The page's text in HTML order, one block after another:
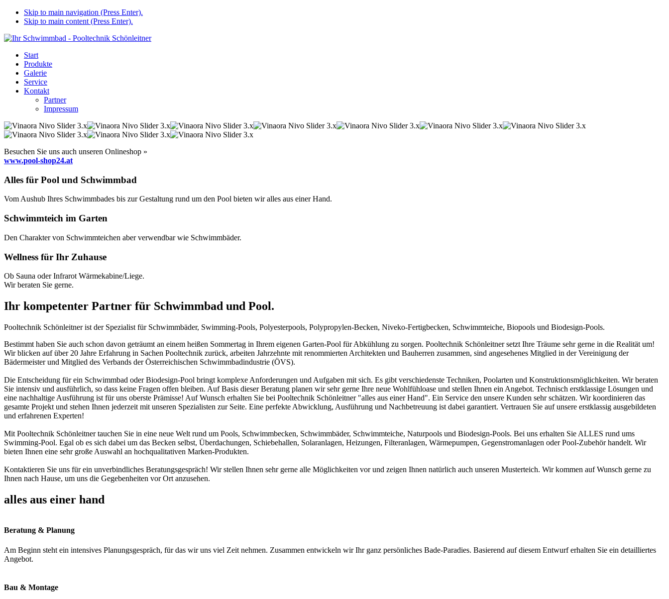
Skip to main navigation (Press Enter).
Skip to main content (Press Enter).
Start
Produkte
Galerie
Service
Kontakt
Partner
Impressum
Besuchen Sie uns auch unseren Onlineshop »
www.pool-shop24.at
Alles für Pool und Schwimmbad
Vom Aushub Ihres Schwimmbades bis zur Gestaltung rund um den Pool bieten wir alles aus einer Hand.
Schwimmteich im Garten
Den Charakter von Schwimmteichen aber verwendbar wie Schwimmbäder.
Wellness für Ihr Zuhause
Ob Sauna oder Infrarot Wärmekabine/Liege.
Wir beraten Sie gerne.
Ihr kompetenter Partner für Schwimmbad und Pool.
Pooltechnik Schönleitner ist der Spezialist für Schwimmbäder, Swimming-Pools, Polyesterpools, Polypropylen-Becken, Niveko-Fertigbecken, Schwimmteiche, Biopools und Biodesign-Pools.
Bestimmt haben Sie auch schon davon geträumt an einem heißen Sommertag in Ihrem eigenen Garten-Pool für Abkühlung zu sorgen. Pooltechnik Schönleitner setzt Ihre Träume sehr gerne in die Realität um!
Wir blicken auf über 20 Jahre Erfahrung in Sachen Pooltechnik zurück, arbeiten Jahrzehnte mit renommierten Architekten und Bauherren zusammen, sind angesehenes Mitglied in der Vereinigung der
Bädermeister und Mitglied des Verbands der Österreichischen Schwimmbadindustrie (ÖVS).
Die Entscheidung für ein Schwimmbad oder Biodesign-Pool bringt komplexe Anforderungen und Aufgaben mit sich. Es gibt verschiedenste Techniken, Poolarten und Konstruktionsmöglichkeiten. Wir beraten
Sie intensiv und ausführlich, so dass keine Fragen offen bleiben. Auf Basis dieser Beratung planen wir sehr gerne Ihre neue Wohlfühloase und stellen Ihnen ein Angebot. Technisch erstklassige Lösungen und
eine nachhaltige Ausführung ist für uns oberste Prämisse! Auf Wunsch erhalten Sie bei Pooltechnik Schönleitner "alles aus einer Hand". Ein Service den unsere Kunden sehr schätzen. Wir koordinieren das
gesamte Projekt und stehen Ihnen jederzeit mit unseren Spezialisten zur Seite. Eine perfekte Abwicklung, Ausführung und Nachbetreuung ist dabei garantiert. Vertrauen Sie auf unsere erstklassig ausgebildeten
und erfahrenen Experten!
Mit Pooltechnik Schönleitner tauchen Sie in eine neue Welt rund um Pools, Schwimmbecken, Schwimmbäder, Schwimmteiche, Naturpools und Biodesign-Pools. Bei uns erhalten Sie ALLES rund ums
Swimming-Pool. Egal ob es sich dabei um das Becken selbst, Überdachungen, Schiebehallen, Solaranlagen, Heizungen, Filteranlagen, Wärmepumpen, Gegenstromanlagen oder Pool-Zubehör handelt. Wir
bieten Ihnen eine sehr große Auswahl an hochqualitativen Marken-Produkten.
Kontaktieren Sie uns für ein unverbindliches Beratungsgespräch! Wir stellen Ihnen sehr gerne alle Möglichkeiten vor und zeigen Ihnen natürlich auch unseren Musterteich. Wir kommen auf Wunsch gerne zu
Ihnen nach Hause, um uns die Gegebenheiten vor Ort anzusehen.
alles aus einer hand
Beratung & Planung
Am Beginn steht ein intensives Planungsgespräch, für das wir uns viel Zeit nehmen. Zusammen entwickeln wir Ihr ganz persönliches Bade-Paradies. Basierend auf diesem Entwurf erhalten Sie ein detailliertes
Angebot.
Bau & Montage